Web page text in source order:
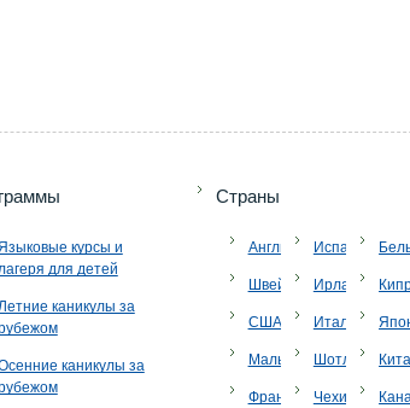
курсы и
для детей
каникулы за
каникулы за
Страны
Англия
Швейцария
США
Мальта
Франция
Испания
Ирландия
Италия
Шотландия
Чехия
Кипр